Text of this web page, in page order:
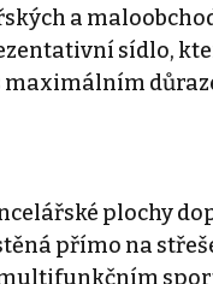
a
sídlo,
plochy
přímo na